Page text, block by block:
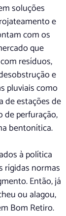
soluções
e
com os
que
resíduos,
e
pluviais como
de estações de
de perfuração,
bentonítica.
à política
rígidas normas
Então, já
ou alagou,
Bom Retiro.